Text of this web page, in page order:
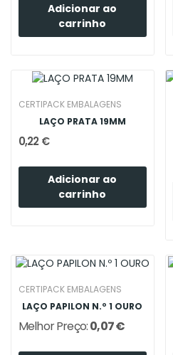
Adicionar ao
carrinho
CERTIPACK EMBALAGENS
LAÇO PRATA 19MM
0,22 €
Adicionar ao
carrinho
CERTIPACK EMBALAGENS
LAÇO PAPILON N.º 1 OURO
Melhor Preço:0,07 €